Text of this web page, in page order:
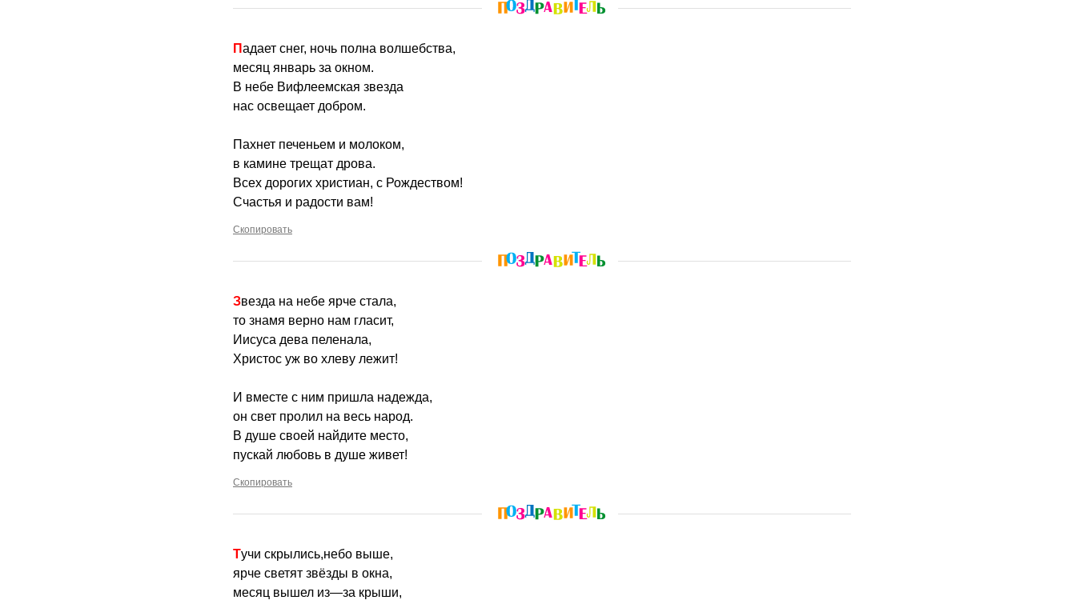
Падает снег, ночь полна волшебства,
месяц январь за окном.
В небе Вифлеемская звезда
нас освещает добром.
Пахнет печеньем и молоком,
в камине трещат дрова.
Всех дорогих христиан, с Рождеством!
Счастья и радости вам!
Скопировать
Звезда на небе ярче стала,
то знамя верно нам гласит,
Иисуса дева пеленала,
Христос уж во хлеву лежит!
И вместе с ним пришла надежда,
он свет пролил на весь народ.
В душе своей найдите место,
пускай любовь в душе живет!
Скопировать
Тучи скрылись,небо выше,
ярче светят звёзды в окна,
месяц вышел из—за крыши,